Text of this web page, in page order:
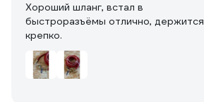
Хороший шланг, встал в
быстроразъёмы отлично, держится
крепко.